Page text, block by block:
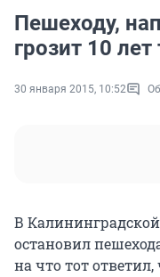
Пешеходу,
грозит 10
30 января 2015, 10:52
В
остановил
на что тот